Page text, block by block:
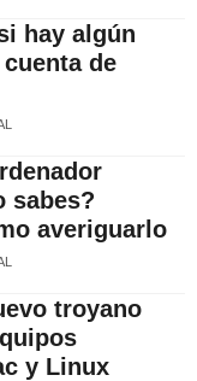
hay algún
de
sabes?
averiguarlo
troyano
y Linux